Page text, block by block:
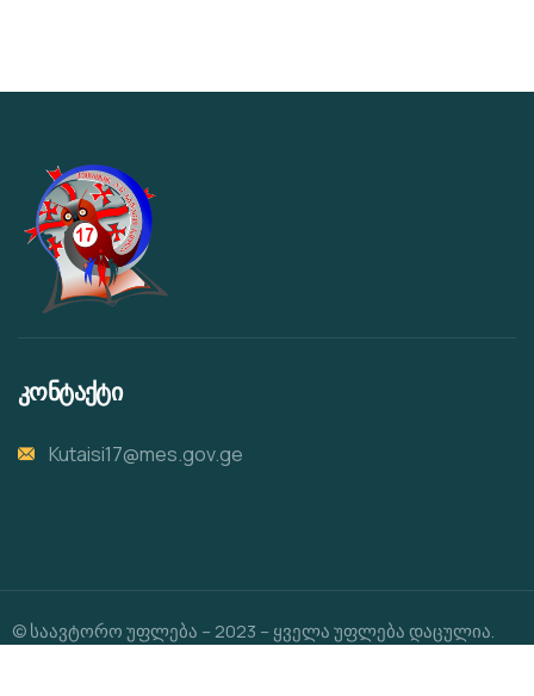
კონტაქტი
Kutaisi17@mes.gov.ge
© საავტორო უფლება – 2023 – ყველა უფლება დაცულია.